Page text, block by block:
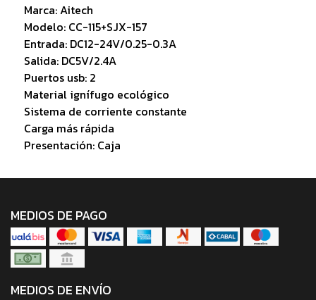
Marca: Aitech
Modelo: CC-115+SJX-157
Entrada: DC12-24V/0.25-0.3A
Salida: DC5V/2.4A
Puertos usb: 2
Material ignífugo ecológico
Sistema de corriente constante
Carga más rápida
Presentación: Caja
MEDIOS DE PAGO
MEDIOS DE ENVÍO